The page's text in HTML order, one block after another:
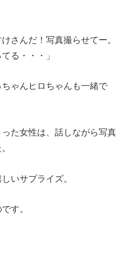
さんだ！写真撮らせてー。
る・・・」
ゃんヒロちゃんも一緒で
た女性は、話しながら写真
いサプライズ。
す。